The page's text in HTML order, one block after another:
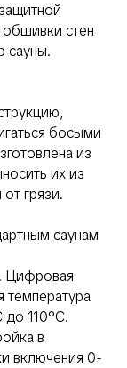
обшивки стен
сауны.
босыми
из
их из
грязи.
саунам
Цифровая
температура
до 110°С.
в
включения 0-